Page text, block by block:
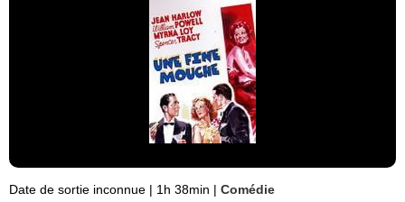
Date de sortie inconnue | 1h 38min | Comédie